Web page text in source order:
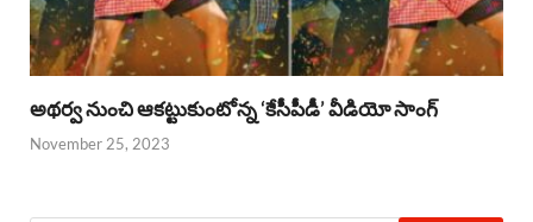
అథర్వ నుంచి ఆకట్టుకుంటోన్న ‘కేసీపీడీ’ వీడియో సాంగ్
November 25, 2023